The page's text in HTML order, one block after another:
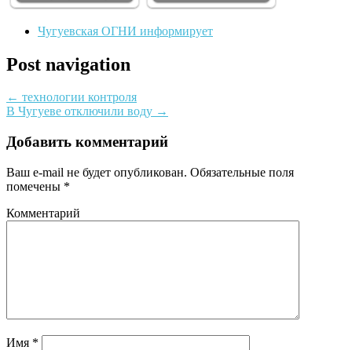
Чугуевская ОГНИ информирует
Post navigation
← технологии контроля
В Чугуеве отключили воду →
Добавить комментарий
Ваш e-mail не будет опубликован. Обязательные поля
помечены *
Комментарий
Имя *